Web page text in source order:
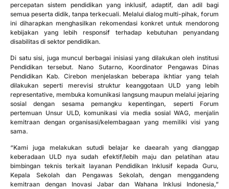
percepatan sistem pendidikan yang inklusif, adaptif, dan adil bagi
semua peserta didik, tanpa terkecuali. Melalui dialog multi-pihak, forum
ini diharapkan menghasilkan rekomendasi konkret untuk mendorong
kebijakan yang lebih responsif terhadap kebutuhan penyandang
disabilitas di sektor pendidikan.
Di satu sisi, juga muncul berbagai inisiasi yang dilakukan oleh institusi
Pendidikan tersebut. Nano Sutarno, Koordinator Pengawas Dinas
Pendidikan Kab. Cirebon menjelaskan beberapa ikhtiar yang telah
dilakukan seperti merevisi struktur keanggotaan ULD yang lebih
representative, membuka komunikasi langsung maupun melalui jejaring
sosial dengan sesama pemangku kepentingan, seperti Forum
pertemuan Unsur ULD, komunikasi via media sosial WAG, menjalin
kemitraan dengan organisasi/kelembagaan yang memiliki visi yang
sama.
“Kami juga melakukan sutudi belajar ke daearah yang dianggap
keberadaan ULD nya sudah efektif/lebih maju dan pelatihan atau
bimbingan teknis terkait layanan Pendidikan Inklusif kepada Guru,
Kepala Sekolah dan Pengawas Sekolah, dengan menggandeng
kemitraan dengan Inovasi Jabar dan Wahana Inklusi Indonesia,”